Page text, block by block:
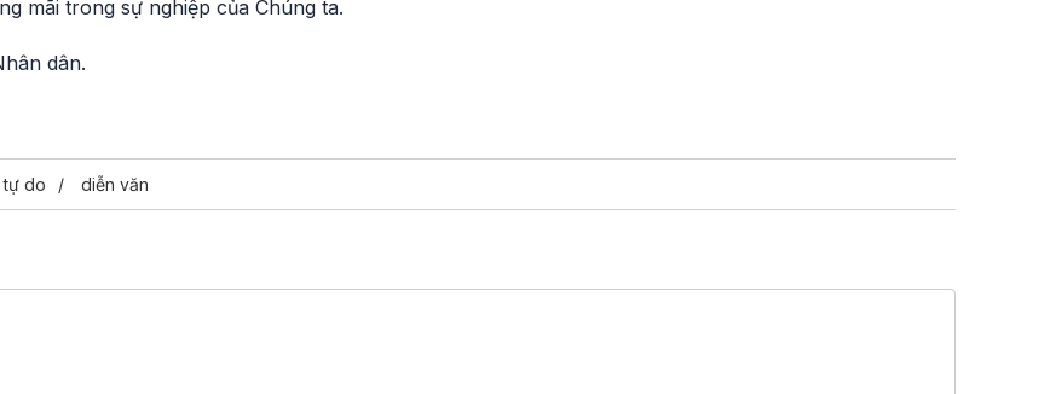
mãi trong sự nghiệp của Chúng ta.
dân.
tự do diễn văn